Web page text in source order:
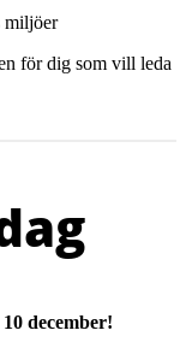
miljöer
för dig som vill leda
december!